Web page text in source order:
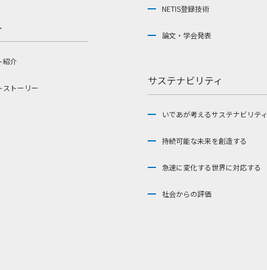
紹介
ストーリー
NETIS登録技術
論文・学会発表
サステナビリティ
いであが考えるサステナビリティ
持続可能な未来を創造する
急速に変化する世界に対応する
社会からの評価